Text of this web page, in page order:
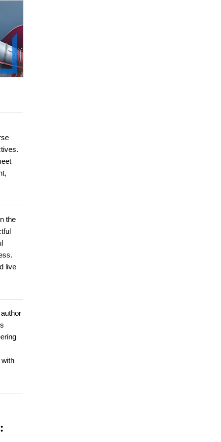
the
live